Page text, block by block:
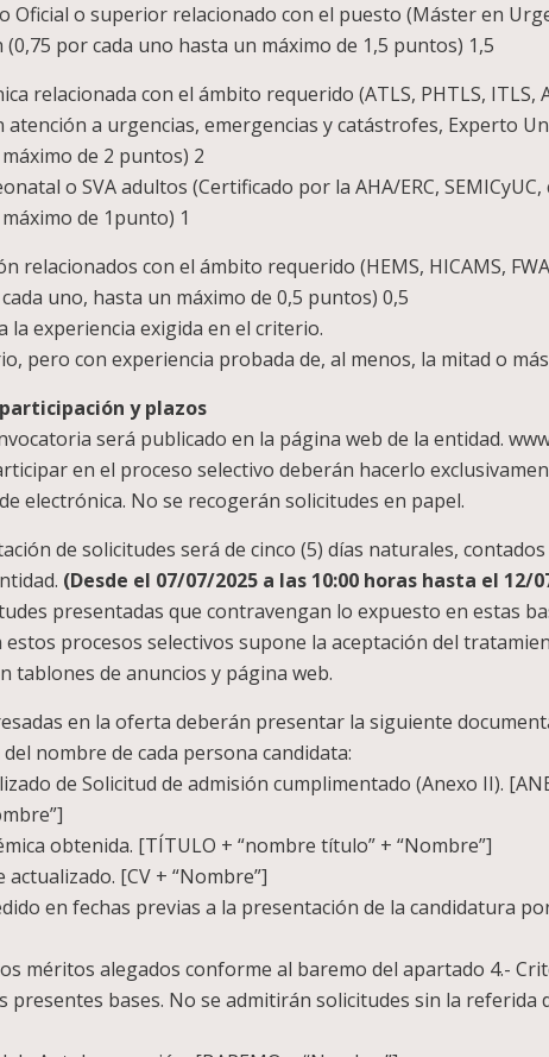
Oficial o superior relacionado con el puesto (Máster en
(0,75 por cada uno hasta un máximo de 1,5 puntos) 1,5
relacionada con el ámbito requerido (ATLS, PHTLS,
atención a urgencias, emergencias y catástrofes, Experto
de 2 puntos) 2
o SVA adultos (Certificado por la AHA/ERC,
de 1punto) 1
relacionados con el ámbito requerido (HEMS, HICAMS,
uno, hasta un máximo de 0,5 puntos) 0,5
la experiencia exigida en el criterio.
pero con experiencia probada de, al menos, la mitad o
y plazos
será publicado en la página web de la entidad.
en el proceso selectivo deberán hacerlo
electrónica. No se recogerán solicitudes en papel.
de solicitudes será de cinco (5) días naturales,
(Desde el 07/07/2025 a las 10:00 horas hasta el
presentadas que contravengan lo expuesto en estas
procesos selectivos supone la aceptación del
tablones de anuncios y página web.
en la oferta deberán presentar la siguiente
nombre de cada persona candidata:
de Solicitud de admisión cumplimentado (Anexo II).
obtenida. [TÍTULO + “nombre título” + “Nombre”]
[CV + “Nombre”]
en fechas previas a la presentación de la candidatura
méritos alegados conforme al baremo del apartado 4.-
presentes bases. No se admitirán solicitudes sin la referida